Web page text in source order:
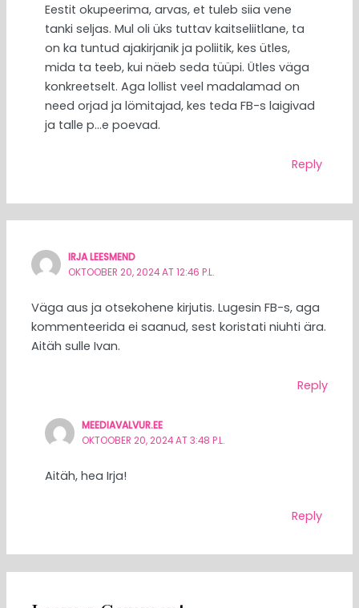
Eestit okupeerima, arvas, et tuleb siia vene
tanki seljas. Mul oli üks tuttav kaitseliitlane, ta
on ka tuntud ajakirjanik ja poliitik, kes ütles,
mida ta teeb, kui näeb seda tüüpi. Ütles väga
konkreetselt. Aga lollist veel madalamad on
need orjad ja lömitajad, kes teda FB-s laigivad
ja talle p…e poevad.
Reply
IRJA LEESMEND
OKTOOBER 20, 2024 AT 12:46 P.L.
Väga aus ja otsekohene kirjutis. Lugesin FB-s, aga
kommenteerida ei saanud, sest koristati niuhti ära.
Aitäh sulle Ivan.
Reply
MEEDIAVALVUR.EE
OKTOOBER 20, 2024 AT 3:48 P.L.
Aitäh, hea Irja!
Reply